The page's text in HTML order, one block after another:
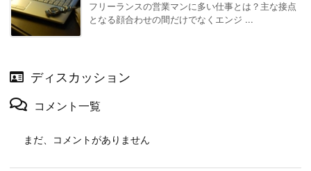
フリーランスの営業マンに多い仕事とは？主な接点
となる顔合わせの間だけでなくエンジ ...
ディスカッション
コメント一覧
まだ、コメントがありません